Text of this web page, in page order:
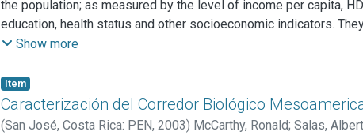
the population; as measured by the level of income per capita,
education, health status and other socioeconomic indicators.
more heterogeneous in terms of the amount of resources
composition of those expenditures. Large variations in the level
care expenditures (NHE), in the importance of NHE as
Domestic Product (GDP) and in the public-private composition of
Show more
Item
Caracterización del Corredor Biológico
(San José, Costa Rica: PEN, 2003) McCarthy, Ronald; Salas,